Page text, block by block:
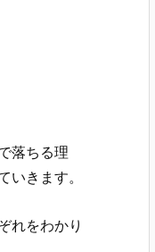
落ちる理
きます。
れをわかり